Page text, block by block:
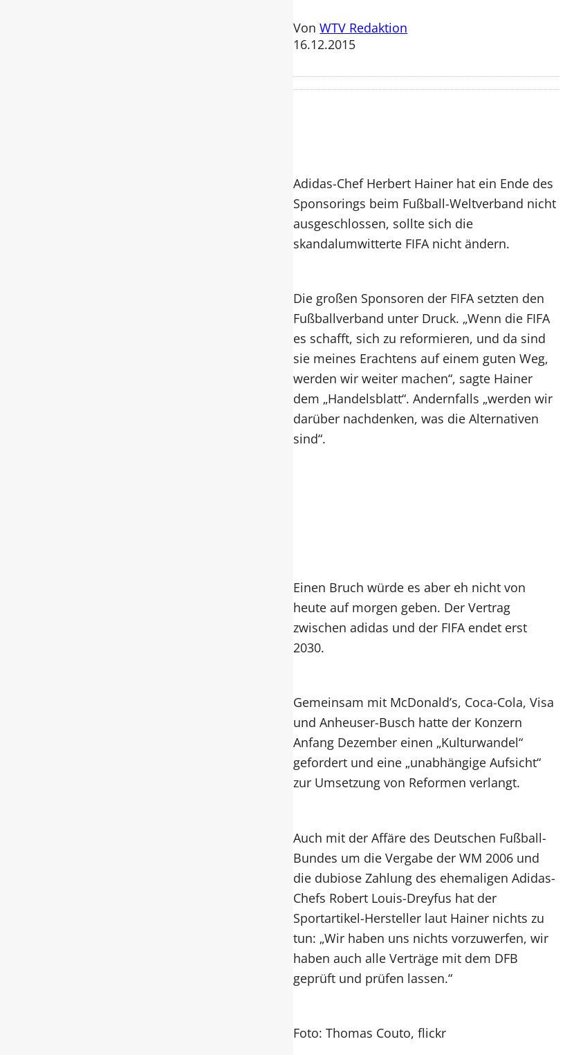
VonWTV Redaktion
16.12.2015
Adidas-Chef Herbert Hainer hat ein Ende des
Sponsorings beim Fußball-Weltverband nicht
ausgeschlossen, sollte sich die
skandalumwitterte FIFA nicht ändern.
Die großen Sponsoren der FIFA setzten den
Fußballverband unter Druck. „Wenn die FIFA
es schafft, sich zu reformieren, und da sind
sie meines Erachtens auf einem guten Weg,
werden wir weiter machen“, sagte Hainer
dem „Handelsblatt“. Andernfalls „werden wir
darüber nachdenken, was die Alternativen
sind“.
Einen Bruch würde es aber eh nicht von
heute auf morgen geben. Der Vertrag
zwischen adidas und der FIFA endet erst
2030.
Gemeinsam mit McDonald’s, Coca-Cola, Visa
und Anheuser-Busch hatte der Konzern
Anfang Dezember einen „Kulturwandel“
gefordert und eine „unabhängige Aufsicht“
zur Umsetzung von Reformen verlangt.
Auch mit der Affäre des Deutschen Fußball-
Bundes um die Vergabe der WM 2006 und
die dubiose Zahlung des ehemaligen Adidas-
Chefs Robert Louis-Dreyfus hat der
Sportartikel-Hersteller laut Hainer nichts zu
tun: „Wir haben uns nichts vorzuwerfen, wir
haben auch alle Verträge mit dem DFB
geprüft und prüfen lassen.“
Foto: Thomas Couto, flickr